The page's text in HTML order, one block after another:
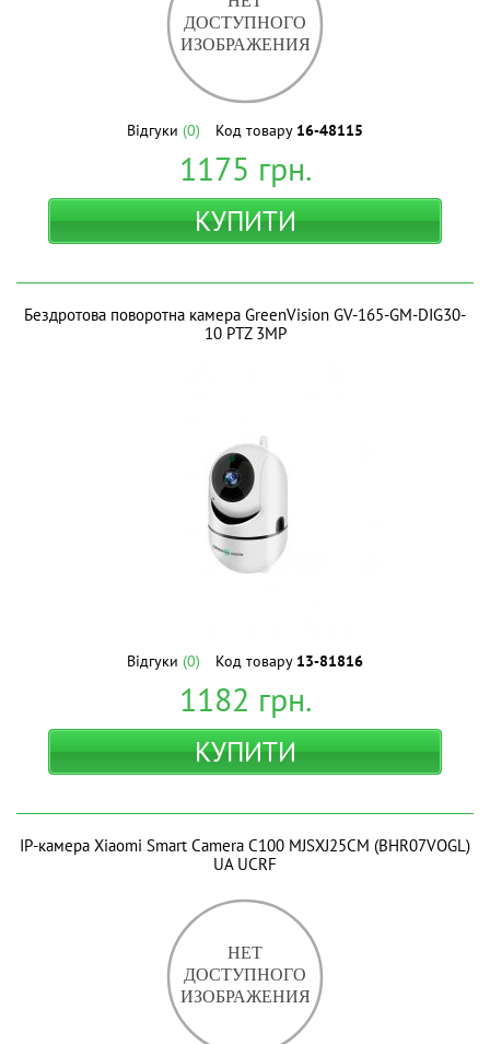
Відгуки (0) Код товару 16-48115
1175 грн.
КУПИТИ
Бездротова поворотна камера GreenVision GV-165-GM-DIG30-
10 PTZ 3MP
Відгуки (0) Код товару 13-81816
1182 грн.
КУПИТИ
IP-камера Xiaomi Smart Camera C100 MJSXJ25CM (BHR07VOGL)
UA UCRF